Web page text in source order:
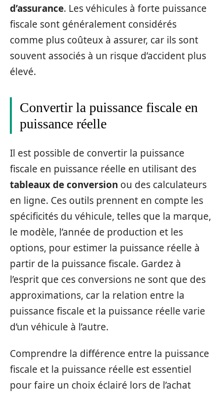
d’assurance. Les véhicules à forte puissance
fiscale sont généralement considérés
comme plus coûteux à assurer, car ils sont
souvent associés à un risque d’accident plus
élevé.
Convertir la puissance fiscale en
puissance réelle
Il est possible de convertir la puissance
fiscale en puissance réelle en utilisant des
tableaux de conversion ou des calculateurs
en ligne. Ces outils prennent en compte les
spécificités du véhicule, telles que la marque,
le modèle, l’année de production et les
options, pour estimer la puissance réelle à
partir de la puissance fiscale. Gardez à
l’esprit que ces conversions ne sont que des
approximations, car la relation entre la
puissance fiscale et la puissance réelle varie
d’un véhicule à l’autre.
Comprendre la différence entre la puissance
fiscale et la puissance réelle est essentiel
pour faire un choix éclairé lors de l’achat